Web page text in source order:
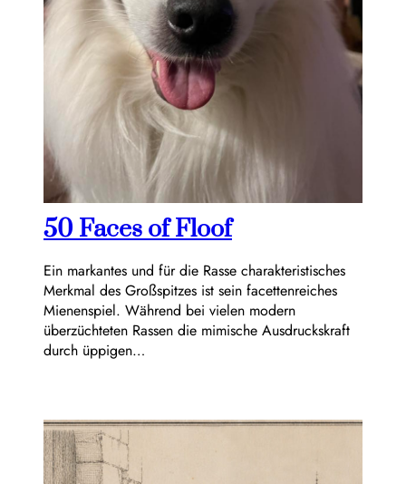
50 Faces of Floof
Ein markantes und für die Rasse charakteristisches
Merkmal des Großspitzes ist sein facettenreiches
Mienenspiel. Während bei vielen modern
überzüchteten Rassen die mimische Ausdruckskraft
durch üppigen…